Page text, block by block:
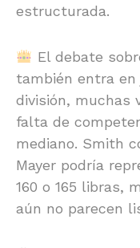
estructurada.
El debate
también entra en
división, muchas
falta de
mediano. Smith
Mayer podría
160 o 165 libras,
aún no parecen